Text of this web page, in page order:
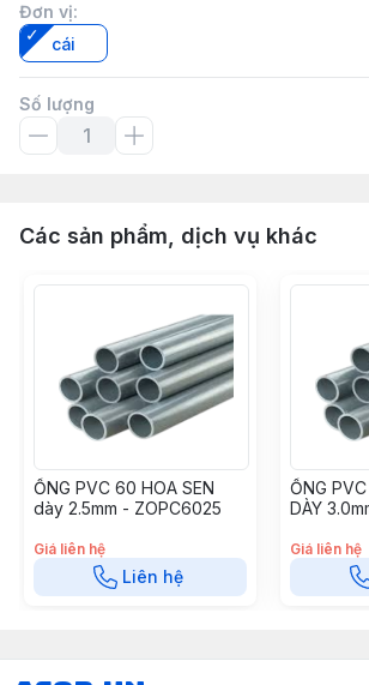
Đơn vị:
cái
Số lượng
Các sản phẩm, dịch vụ khác
ỐNG PVC 60 HOA SEN
dày 2.5mm - ZOPC6025
Giá liên hệ
Liên hệ
ỐNG
DÀY
Giá liên hệ